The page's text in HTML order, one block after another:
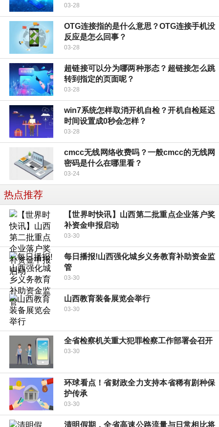
03-28
OTG连接指的是什么意思？OTG连接手机没
反应是怎么回事？
03-28
超链接可以分为哪两种形态？超链接怎么跳
转到指定的页面呢？
03-28
win7系统怎样取消开机自检？开机自检延迟
时间设置成0秒会怎样？
03-28
cmcc无线网络收费吗？一般cmcc的无线网
密码是什么在哪里看？
03-24
热点推荐
【世界时快讯】山西第二批重点企业落户奖
补资金申报启动
03-30
每日播报!山西强化城乡义务教育补助资金监
管
03-30
山西教育装备展览会举行
03-30
全省检察机关重大犯罪检察工作部署会召开
03-30
环球看点！省财政全力支持本省稀有剧种保
护传承
03-30
清明假期，全省高速公路流量与日常相比将